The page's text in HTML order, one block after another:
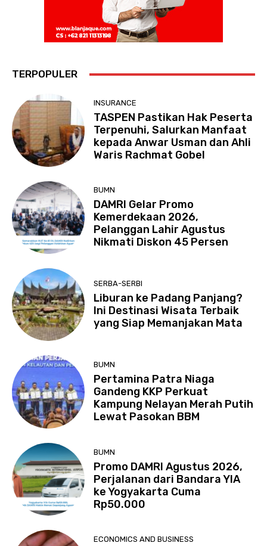
TERPOPULER
INSURANCE
TASPEN Pastikan Hak Peserta
Terpenuhi, Salurkan Manfaat
kepada Anwar Usman dan Ahli
Waris Rachmat Gobel
BUMN
DAMRI Gelar Promo
Kemerdekaan 2026,
Pelanggan Lahir Agustus
Nikmati Diskon 45 Persen
SERBA-SERBI
Liburan ke Padang Panjang?
Ini Destinasi Wisata Terbaik
yang Siap Memanjakan Mata
BUMN
Pertamina Patra Niaga
Gandeng KKP Perkuat
Kampung Nelayan Merah Putih
Lewat Pasokan BBM
BUMN
Promo DAMRI Agustus 2026,
Perjalanan dari Bandara YIA
ke Yogyakarta Cuma
Rp50.000
ECONOMICS AND BUSINESS